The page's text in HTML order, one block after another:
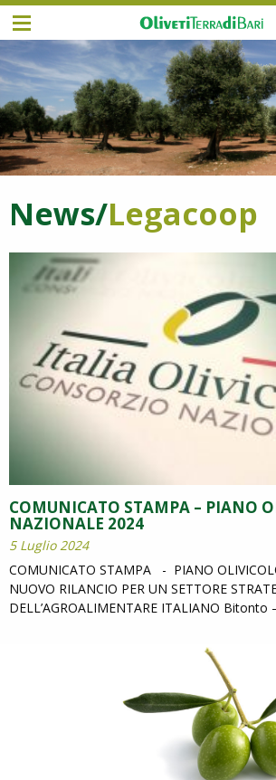
News/Legacoop
COMUNICATO STAMPA – PIANO
NAZIONALE 2024
5 Luglio 2024
COMUNICATO STAMPA - PIANO
NUOVO RILANCIO PER UN SETTORE
DELL’AGROALIMENTARE ITALIANO Bitonto